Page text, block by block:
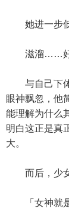
她进一步低
滋溜……好
与自己下体
眼神飘忽，他
能理解为什么
明白这正是真
大。
而后，少女
「女神就是